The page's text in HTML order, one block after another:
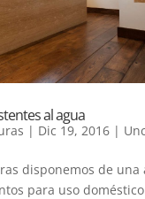
al agua
| Dic 19, 2016|
disponemos de una
para uso